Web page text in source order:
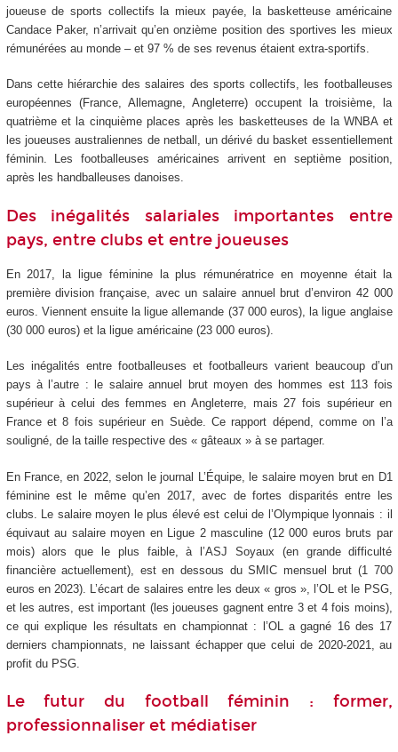
joueuse de sports collectifs la mieux payée, la basketteuse américaine
Candace Paker, n’arrivait qu’en onzième position des sportives les mieux
rémunérées au monde – et 97 % de ses revenus étaient extra-sportifs.
Dans cette hiérarchie des salaires des sports collectifs, les footballeuses
européennes (France, Allemagne, Angleterre) occupent la troisième, la
quatrième et la cinquième places après les basketteuses de la WNBA et
les joueuses australiennes de netball, un dérivé du basket essentiellement
féminin. Les footballeuses américaines arrivent en septième position,
après les handballeuses danoises.
Des inégalités salariales importantes entre
pays, entre clubs et entre joueuses
En 2017, la ligue féminine la plus rémunératrice en moyenne était la
première division française, avec un salaire annuel brut d’environ 42 000
euros. Viennent ensuite la ligue allemande (37 000 euros), la ligue anglaise
(30 000 euros) et la ligue américaine (23 000 euros).
Les inégalités entre footballeuses et footballeurs varient beaucoup d’un
pays à l’autre : le salaire annuel brut moyen des hommes est 113 fois
supérieur à celui des femmes en Angleterre, mais 27 fois supérieur en
France et 8 fois supérieur en Suède. Ce rapport dépend, comme on l’a
souligné, de la taille respective des « gâteaux » à se partager.
En France, en 2022, selon le journal L’Équipe, le salaire moyen brut en D1
féminine est le même qu’en 2017, avec de fortes disparités entre les
clubs. Le salaire moyen le plus élevé est celui de l’Olympique lyonnais : il
équivaut au salaire moyen en Ligue 2 masculine (12 000 euros bruts par
mois) alors que le plus faible, à l’ASJ Soyaux (en grande difficulté
financière actuellement), est en dessous du SMIC mensuel brut (1 700
euros en 2023). L’écart de salaires entre les deux « gros », l’OL et le PSG,
et les autres, est important (les joueuses gagnent entre 3 et 4 fois moins),
ce qui explique les résultats en championnat : l’OL a gagné 16 des 17
derniers championnats, ne laissant échapper que celui de 2020-2021, au
profit du PSG.
Le futur du football féminin : former,
professionnaliser et médiatiser